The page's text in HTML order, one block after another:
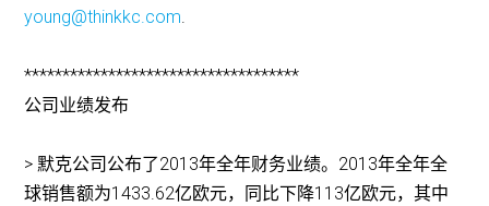
young@thinkkc.com.
************************************
公司业绩发布
> 默克公司公布了2013年全年财务业绩。2013年全年全
球销售额为1433.62亿欧元，同比下降113亿欧元，其中